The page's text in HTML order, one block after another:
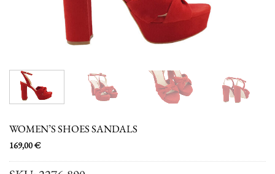
WOMEN’S SHOES SANDALS
169,00€